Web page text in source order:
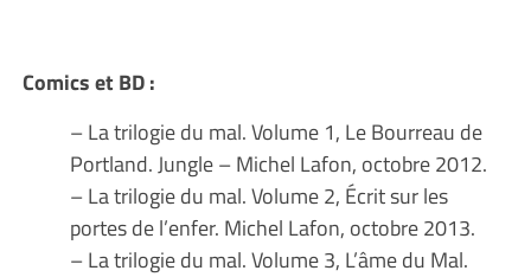
Comics et BD :
– La trilogie du mal. Volume 1, Le Bourreau de
Portland. Jungle – Michel Lafon, octobre 2012.
– La trilogie du mal. Volume 2, Écrit sur les
portes de l’enfer. Michel Lafon, octobre 2013.
– La trilogie du mal. Volume 3, L’âme du Mal.